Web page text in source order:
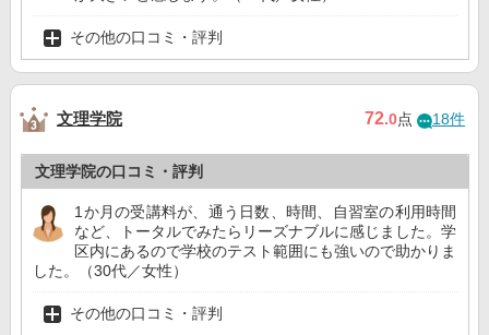
その他の口コミ・評判
文理学院 72.0点 18件
文理学院の口コミ・評判
1か月の受講料が、通う日数、時間、自習室の利用時間
など、トータルでみたらリーズナブルに感じました。学
区内にあるので学校のテスト範囲にも強いので助かりま
した。（30代／女性）
その他の口コミ・評判